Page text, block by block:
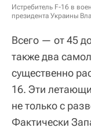
Истребитель F-16 в
президента Украины
Всего — от 45
также два
существенно
16. Эти
не только с
Фактически